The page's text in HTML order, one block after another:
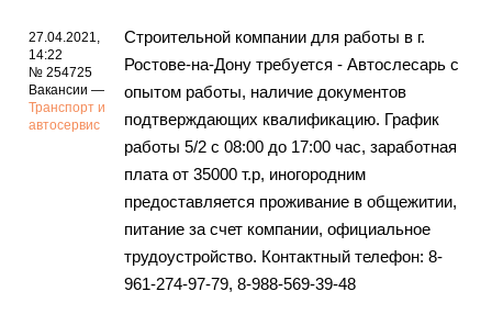
27.04.2021,
14:22
№ 254725
Вакансии —
Транспорт и
автосервис
Строительной компании для работы в г.
Ростове-на-Дону требуется - Автослесарь с
опытом работы, наличие документов
подтверждающих квалификацию. График
работы 5/2 с 08:00 до 17:00 час, заработная
плата от 35000 т.р, иногородним
предоставляется проживание в общежитии,
питание за счет компании, официальное
трудоустройство. Контактный телефон: 8-
961-274-97-79, 8-988-569-39-48